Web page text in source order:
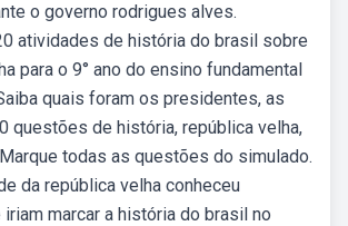
o governo rodrigues alves.
atividades de história do brasil sobre
para o 9° ano do ensino fundamental
quais foram os presidentes, as
questões de história, república velha,
todas as questões do simulado.
da república velha conheceu
marcar a história do brasil no